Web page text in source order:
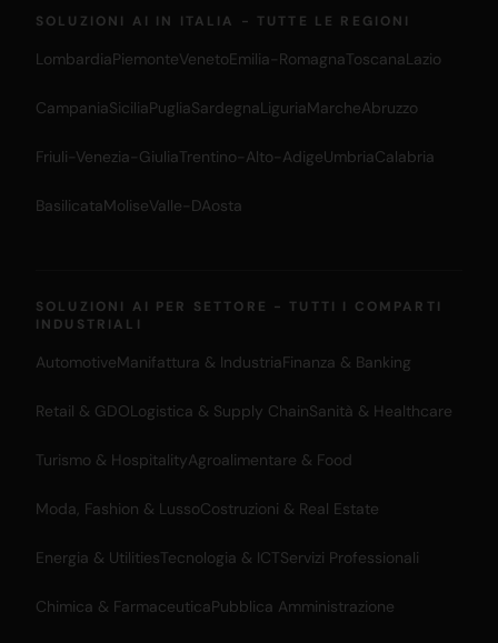
SOLUZIONI AI IN ITALIA - TUTTE LE REGIONI
LombardiaPiemonteVenetoEmilia-RomagnaToscanaLazio
CampaniaSiciliaPugliaSardegnaLiguriaMarcheAbruzzo
Friuli-Venezia-GiuliaTrentino-Alto-AdigeUmbriaCalabria
BasilicataMoliseValle-DAosta
SOLUZIONI AI PER SETTORE - TUTTI I COMPARTI
INDUSTRIALI
AutomotiveManifattura & IndustriaFinanza & Banking
Retail & GDOLogistica & Supply ChainSanità & Healthcare
Turismo & HospitalityAgroalimentare & Food
Moda, Fashion & LussoCostruzioni & Real Estate
Energia & UtilitiesTecnologia & ICTServizi Professionali
Chimica & FarmaceuticaPubblica Amministrazione